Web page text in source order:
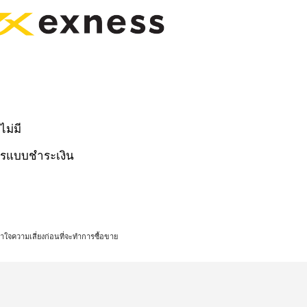
ม่มี
บบชำระเงิน
จความเสี่ยงก่อนที่จะทำการซื้อขาย